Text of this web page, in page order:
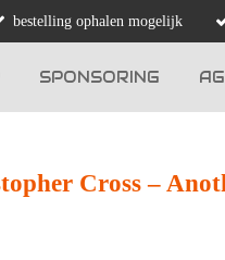
bestelling ophalen mogelijk
SPONSORING
Cross ‎–